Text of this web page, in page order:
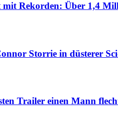
Rekorden: Über 1,4
Storrie in düsterer
Trailer einen Mann